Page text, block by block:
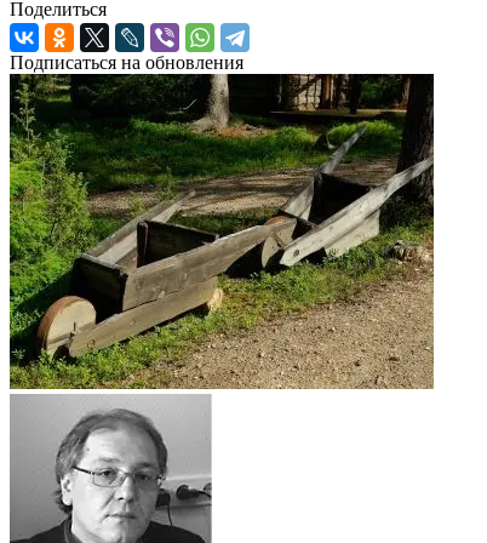
Поделиться
Подписаться на обновления